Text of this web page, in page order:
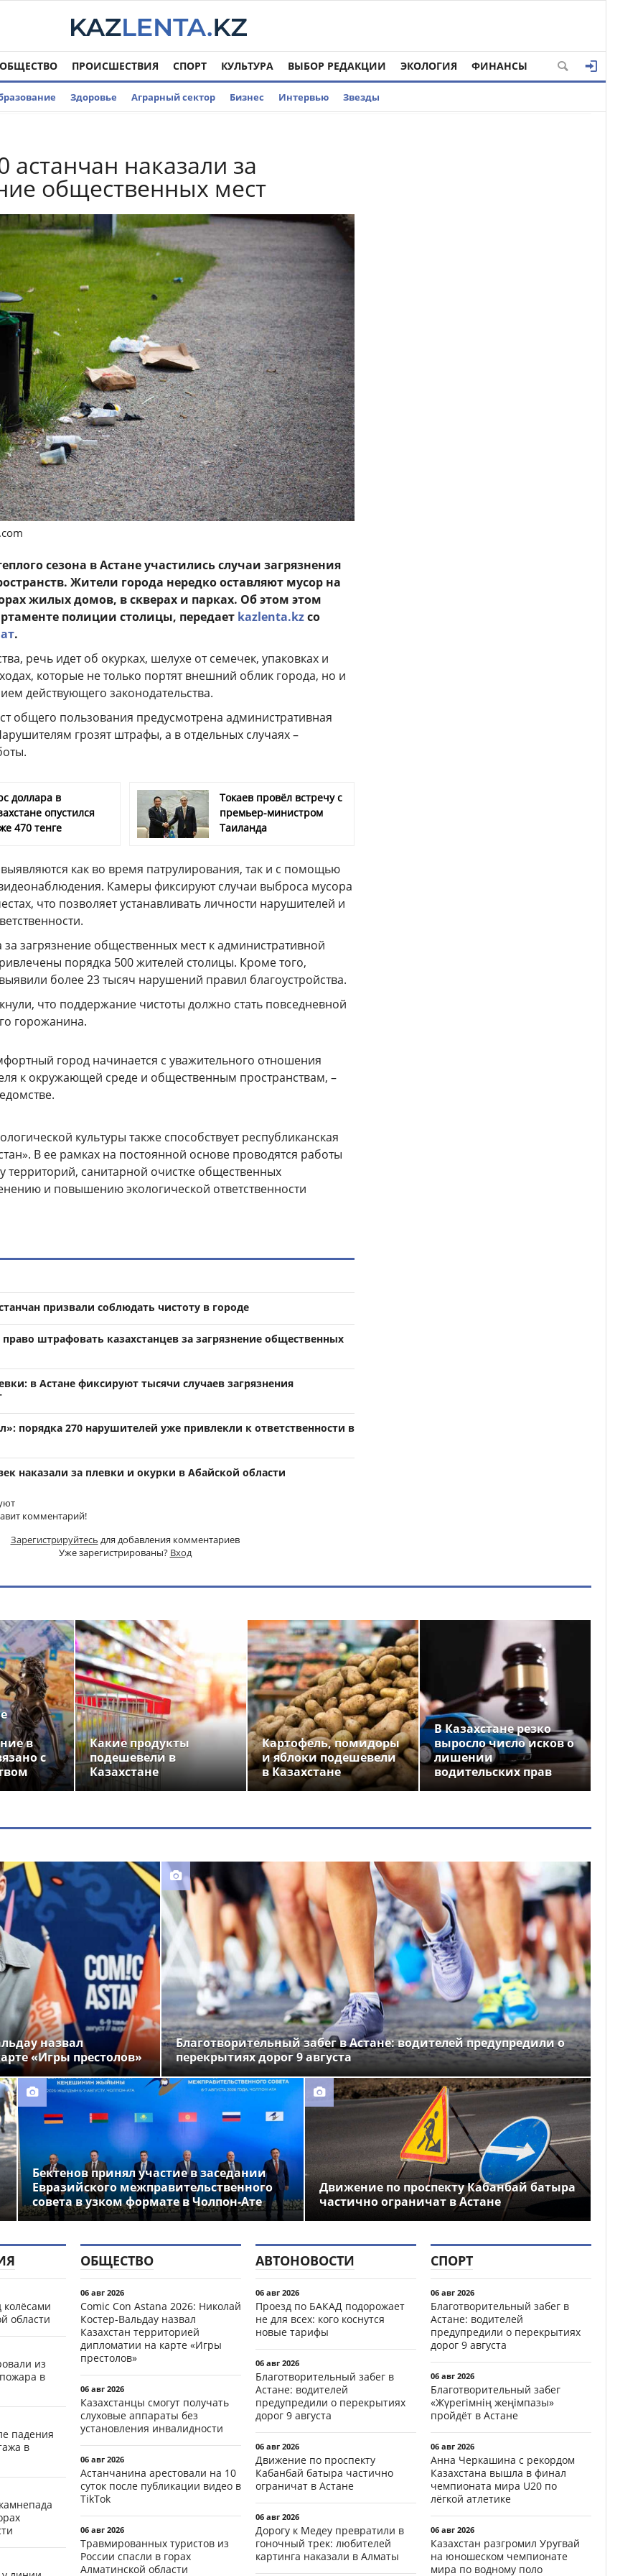
ОБЩЕСТВО ПРОИСШЕСТВИЯ СПОРТ КУЛЬТУРА ВЫБОР РЕДАКЦИИ ЭКОЛОГИЯ ФИНАНСЫ
Здоровье Аграрный сектор Бизнес Интервью Звезды
астанчан наказали за
общественных мест
сезона в Астане участились случаи загрязнения
Жители города нередко оставляют мусор на
жилых домов, в скверах и парках. Об этом этом
полиции столицы, передает kazlenta.kzсо
.
речь идет об окурках, шелухе от семечек, упаковках и
которые не только портят внешний облик города, но и
действующего законодательства.
общего пользования предусмотрена административная
грозят штрафы, а в отдельных случаях –
доллара в
опустился
470 тенге
Токаев провёл встречу с
премьер-министром
Таиланда
как во время патрулирования, так и с помощью
Камеры фиксируют случаи выброса мусора
что позволяет устанавливать личности нарушителей и
за загрязнение общественных мест к административной
порядка 500 жителей столицы. Кроме того,
более 23 тысяч нарушений правил благоустройства.
что поддержание чистоты должно стать повседневной
горожанина.
город начинается с уважительного отношения
к окружающей среде и общественным пространствам, –
культуры также способствует республиканская
В ее рамках на постоянной основе проводятся работы
территорий, санитарной очистке общественных
и повышению экологической ответственности
призвали соблюдать чистоту в городе
штрафовать казахстанцев за загрязнение общественных
в Астане фиксируют тысячи случаев загрязнения
порядка 270 нарушителей уже привлекли к ответственности в
наказали за плевки и окурки в Абайской области
комментарий!
Зарегистрируйтесь для добавления комментариев
Уже зарегистрированы? Вход
в
с
Какие продукты
подешевели в
Казахстане
Картофель, помидоры
и яблоки подешевели
в Казахстане
В Казахстане резко
выросло число исков о
лишении
водительских прав
назвал
«Игры престолов»
Благотворительный забег в Астане: водителей предупредили о
перекрытиях дорог 9 августа
Бектенов принял участие в заседании
Евразийского межправительственного
совета в узком формате в Чолпон-Ате
Движение по проспекту Кабанбай батыра
частично ограничат в Астане
области
из
в
падения
в
ОБЩЕСТВО
06 авг 2026
Comic Con Astana 2026: Николай
Костер-Вальдау назвал
Казахстан территорией
дипломатии на карте «Игры
престолов»
06 авг 2026
Казахстанцы смогут получать
слуховые аппараты без
установления инвалидности
06 авг 2026
Астанчанина арестовали на 10
суток после публикации видео в
TikTok
06 авг 2026
Травмированных туристов из
России спасли в горах
Алматинской области
АВТОНОВОСТИ
06 авг 2026
Проезд по БАКАД подорожает
не для всех: кого коснутся
новые тарифы
06 авг 2026
Благотворительный забег в
Астане: водителей
предупредили о перекрытиях
дорог 9 августа
06 авг 2026
Движение по проспекту
Кабанбай батыра частично
ограничат в Астане
06 авг 2026
Дорогу к Медеу превратили в
гоночный трек: любителей
картинга наказали в Алматы
СПОРТ
06 авг 2026
Благотворительный забег в
Астане: водителей
предупредили о перекрытиях
дорог 9 августа
06 авг 2026
Благотворительный забег
«Жүрегімнің жеңімпазы»
пройдёт в Астане
06 авг 2026
Анна Черкашина с рекордом
Казахстана вышла в финал
чемпионата мира U20 по
лёгкой атлетике
06 авг 2026
Казахстан разгромил Уругвай
на юношеском чемпионате
мира по водному поло